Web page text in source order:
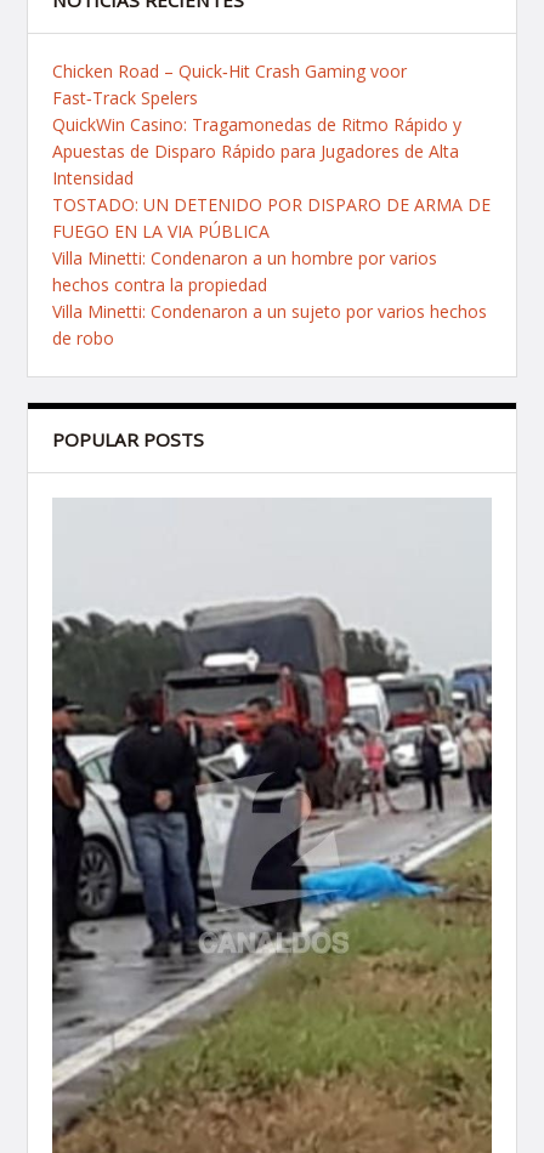
Chicken Road – Quick‑Hit Crash Gaming voor
Fast‑Track Spelers
QuickWin Casino: Tragamonedas de Ritmo Rápido y
Apuestas de Disparo Rápido para Jugadores de Alta
Intensidad
TOSTADO: UN DETENIDO POR DISPARO DE ARMA DE
FUEGO EN LA VIA PÚBLICA
Villa Minetti: Condenaron a un hombre por varios
hechos contra la propiedad
Villa Minetti: Condenaron a un sujeto por varios hechos
de robo
POPULAR POSTS